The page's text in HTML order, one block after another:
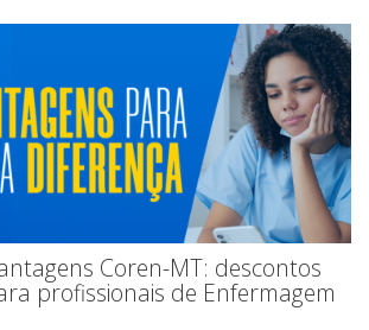
Coren-MT: descontos
profissionais de Enfermagem